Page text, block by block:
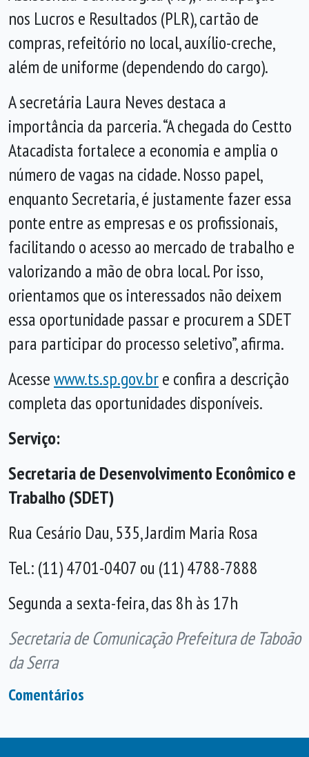
nos Lucros e Resultados (PLR), cartão de
compras, refeitório no local, auxílio-creche,
além de uniforme (dependendo do cargo).
A secretária Laura Neves destaca a
importância da parceria. “A chegada do Cestto
Atacadista fortalece a economia e amplia o
número de vagas na cidade. Nosso papel,
enquanto Secretaria, é justamente fazer essa
ponte entre as empresas e os profissionais,
facilitando o acesso ao mercado de trabalho e
valorizando a mão de obra local. Por isso,
orientamos que os interessados não deixem
essa oportunidade passar e procurem a SDET
para participar do processo seletivo”, afirma.
Acessewww.ts.sp.gov.bre confira a descrição
completa das oportunidades disponíveis.
Serviço:
Secretaria de Desenvolvimento Econômico e
Trabalho (SDET)
Rua Cesário Dau, 535, Jardim Maria Rosa
Tel.: (11) 4701-0407 ou (11) 4788-7888
Segunda a sexta-feira, das 8h às 17h
Secretaria de Comunicação Prefeitura de Taboão
da Serra
Comentários